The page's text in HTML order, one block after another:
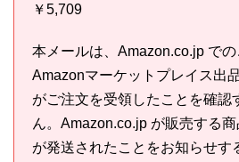
￥5,709
本メールは、Amazon.co.jp での
Amazonマーケットプレイス出
がご注文を受領したことを確認
ん。Amazon.co.jp が販売する
が発送されたことをお知らせす